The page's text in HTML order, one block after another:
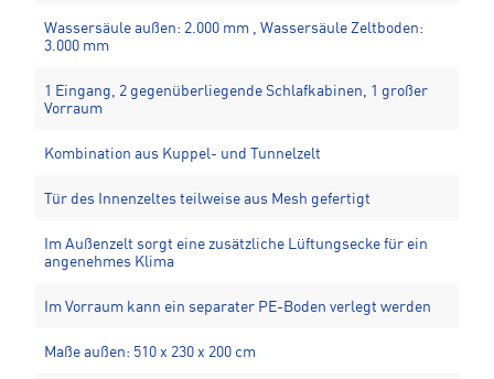
Wassersäule außen: 2.000 mm , Wassersäule Zeltboden:
3.000 mm
1 Eingang, 2 gegenüberliegende Schlafkabinen, 1 großer
Vorraum
Kombination aus Kuppel- und Tunnelzelt
Tür des Innenzeltes teilweise aus Mesh gefertigt
Im Außenzelt sorgt eine zusätzliche Lüftungsecke für ein
angenehmes Klima
Im Vorraum kann ein separater PE-Boden verlegt werden
Maße außen: 510 x 230 x 200 cm